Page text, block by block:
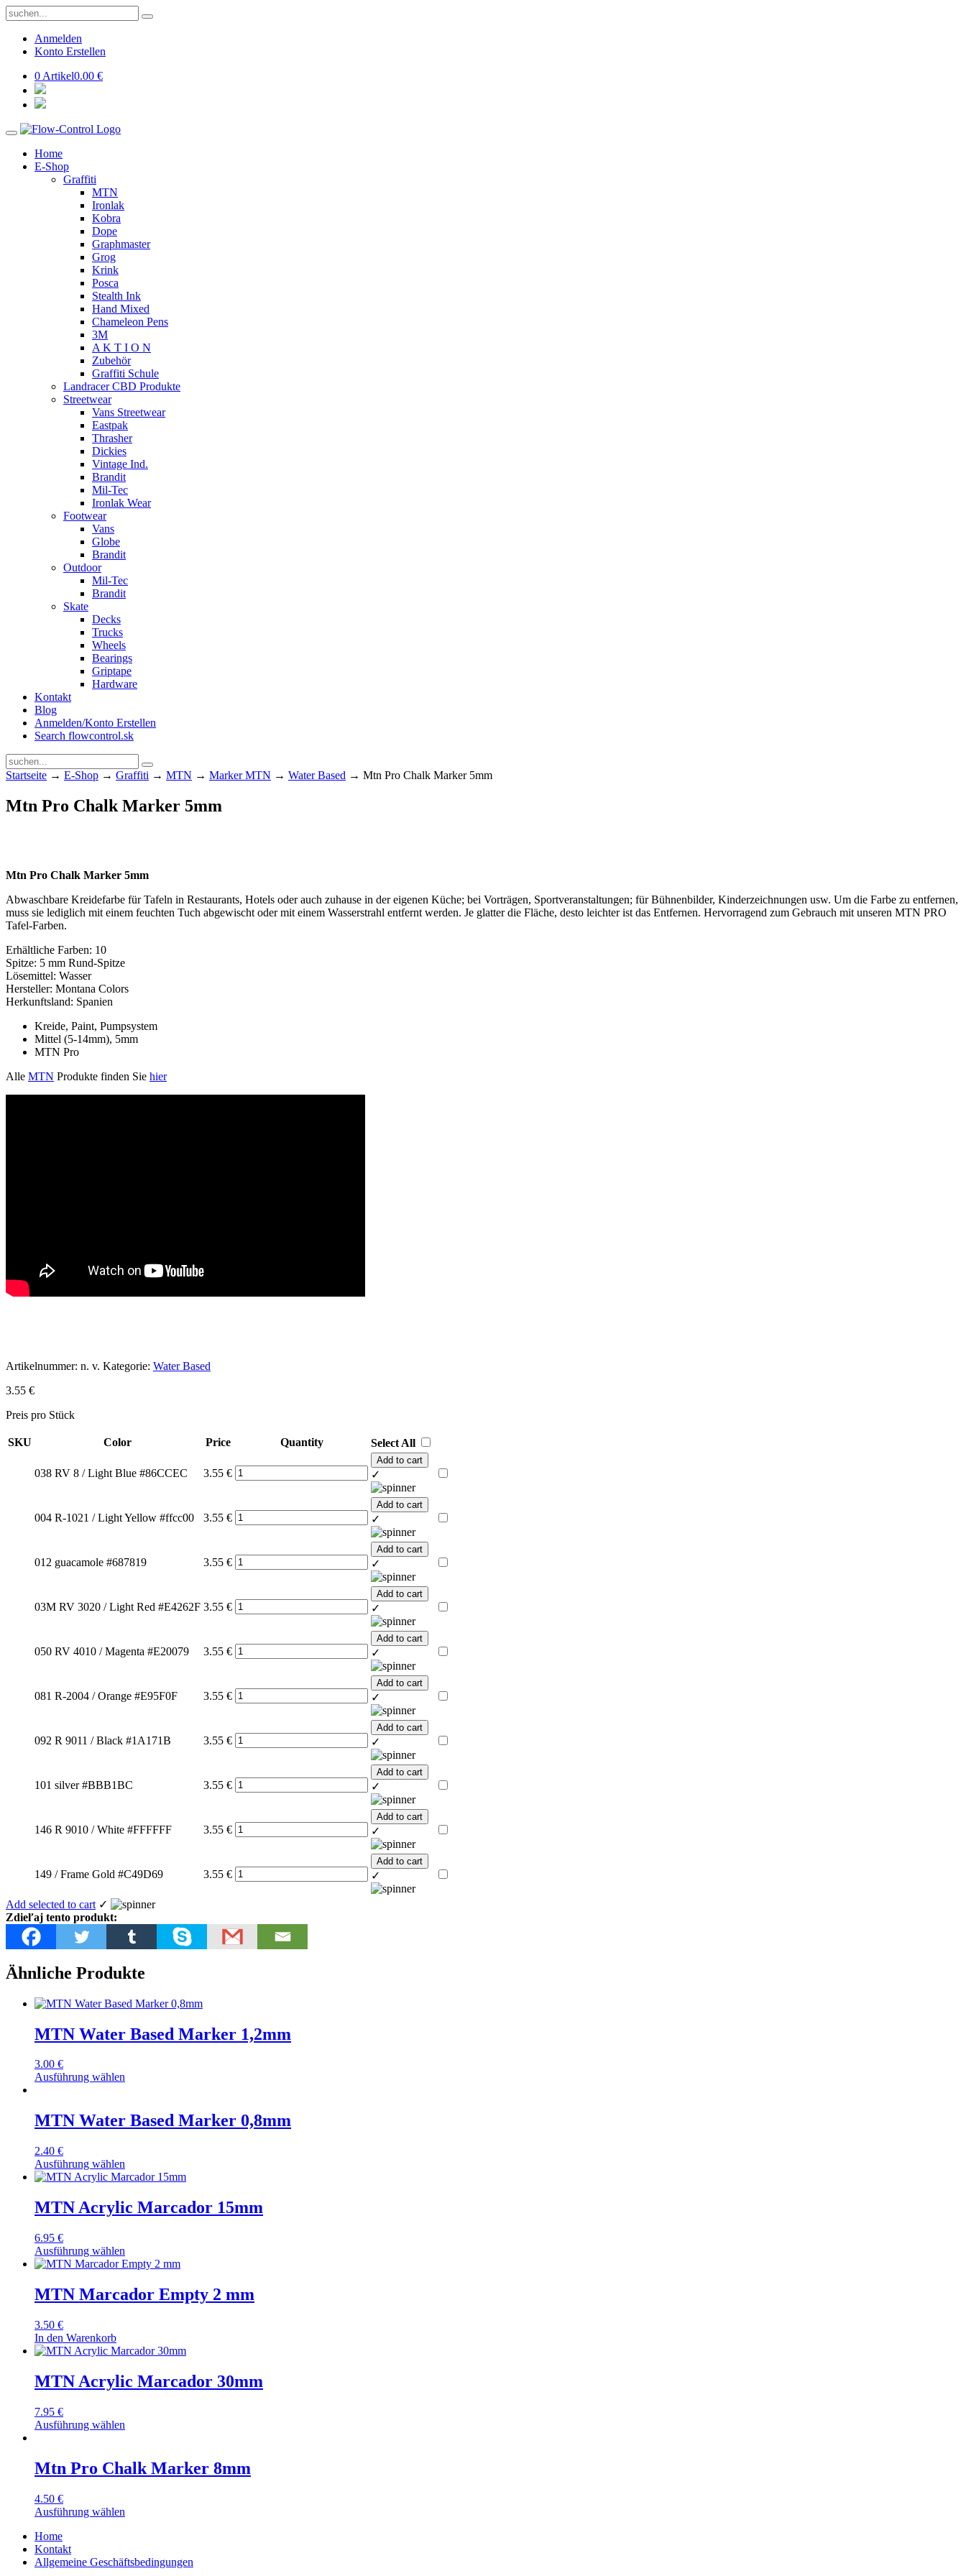
Anmelden
Konto Erstellen
0 Artikel0.00 €
Home
E-Shop
Graffiti
MTN
Ironlak
Kobra
Dope
Graphmaster
Grog
Krink
Posca
Stealth Ink
Hand Mixed
Chameleon Pens
3M
A K T I O N
Zubehör
Graffiti Schule
Landracer CBD Produkte
Streetwear
Vans Streetwear
Eastpak
Thrasher
Dickies
Vintage Ind.
Brandit
Mil-Tec
Ironlak Wear
Footwear
Vans
Globe
Brandit
Outdoor
Mil-Tec
Brandit
Skate
Decks
Trucks
Wheels
Bearings
Griptape
Hardware
Kontakt
Blog
Anmelden/Konto Erstellen
Search flowcontrol.sk
Startseite → E-Shop → Graffiti → MTN → Marker MTN → Water Based → Mtn Pro Chalk Marker 5mm
Mtn Pro Chalk Marker 5mm
Mtn Pro Chalk Marker 5mm
Abwaschbare Kreidefarbe für Tafeln in Restaurants, Hotels oder auch zuhause in der eigenen Küche; bei Vorträgen, Sportveranstaltungen; für Bühnenbilder, Kinderzeichnungen usw. Um die Farbe zu entfernen,
muss sie lediglich mit einem feuchten Tuch abgewischt oder mit einem Wasserstrahl entfernt werden. Je glatter die Fläche, desto leichter ist das Entfernen. Hervorragend zum Gebrauch mit unseren MTN PRO
Tafel-Farben.
Erhältliche Farben: 10
Spitze: 5 mm Rund-Spitze
Lösemittel: Wasser
Hersteller: Montana Colors
Herkunftsland: Spanien
Kreide, Paint, Pumpsystem
Mittel (5-14mm), 5mm
MTN Pro
Alle MTN Produkte finden Sie hier
Artikelnummer: n. v. Kategorie: Water Based
3.55 €
Preis pro Stück
SKU Color Price Quantity Select All
038 RV 8 / Light Blue #86CCEC 3.55 €
Add to cart
✓
004 R-1021 / Light Yellow #ffcc00 3.55 €
Add to cart
✓
012 guacamole #687819 3.55 €
Add to cart
✓
03M RV 3020 / Light Red #E4262F 3.55 €
Add to cart
✓
050 RV 4010 / Magenta #E20079 3.55 €
Add to cart
✓
081 R-2004 / Orange #E95F0F 3.55 €
Add to cart
✓
092 R 9011 / Black #1A171B 3.55 €
Add to cart
✓
101 silver #BBB1BC 3.55 €
Add to cart
✓
146 R 9010 / White #FFFFFF 3.55 €
Add to cart
✓
149 / Frame Gold #C49D69 3.55 €
Add to cart
✓
Add selected to cart ✓
Zdieľaj tento produkt:
Ähnliche Produkte
MTN Water Based Marker 1,2mm
3.00 €
Ausführung wählen
MTN Water Based Marker 0,8mm
2.40 €
Ausführung wählen
MTN Acrylic Marcador 15mm
6.95 €
Ausführung wählen
MTN Marcador Empty 2 mm
3.50 €
In den Warenkorb
MTN Acrylic Marcador 30mm
7.95 €
Ausführung wählen
Mtn Pro Chalk Marker 8mm
4.50 €
Ausführung wählen
Home
Kontakt
Allgemeine Geschäftsbedingungen